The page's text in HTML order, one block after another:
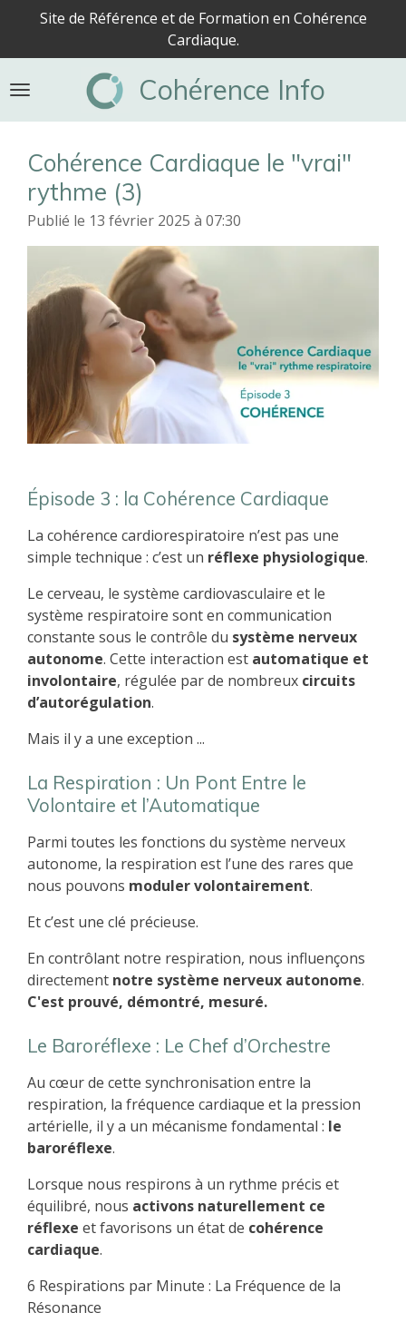
Passer
contenu
principal
Cohérence Info
Site de Référence et de Formation en Cohérence
Cardiaque.
Cohérence Cardiaque le "vrai"
rythme (3)
Publié le 13 février 2025 à 07:30
Épisode 3 : la Cohérence Cardiaque
La cohérence cardiorespiratoire n’est pas une
simple technique : c’est un réflexe physiologique.
Le cerveau, le système cardiovasculaire et le
système respiratoire sont en communication
constante sous le contrôle du système nerveux
autonome. Cette interaction est automatique et
involontaire, régulée par de nombreux circuits
d’autorégulation.
Mais il y a une exception ...
La Respiration : Un Pont Entre le
Volontaire et l’Automatique
Parmi toutes les fonctions du système nerveux
autonome, la respiration est l’une des rares que
nous pouvons moduler volontairement.
Et c’est une clé précieuse.
En contrôlant notre respiration, nous influençons
directement notre système nerveux autonome.
C'est prouvé, démontré, mesuré.
Le Baroréflexe : Le Chef d’Orchestre
Au cœur de cette synchronisation entre la
respiration, la fréquence cardiaque et la pression
artérielle, il y a un mécanisme fondamental : le
baroréflexe.
Lorsque nous respirons à un rythme précis et
équilibré, nous activons naturellement ce
réflexe et favorisons un état de cohérence
cardiaque.
6 Respirations par Minute : La Fréquence de la
Résonance